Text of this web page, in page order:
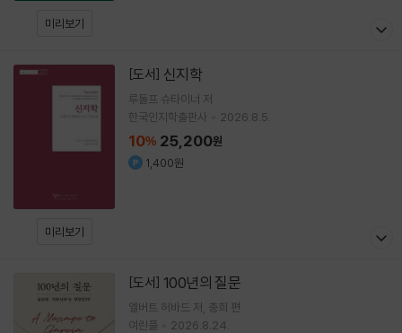
미리보기
미리보기
[도서] 신지학
루돌프 슈타이너 저
한국인지학출판사
2026.8.5.
10% 25,200원
1,400원
[도서] 100년의 질문
엘버트 허바드 저 충희 편
여린풀
2026.8.24.